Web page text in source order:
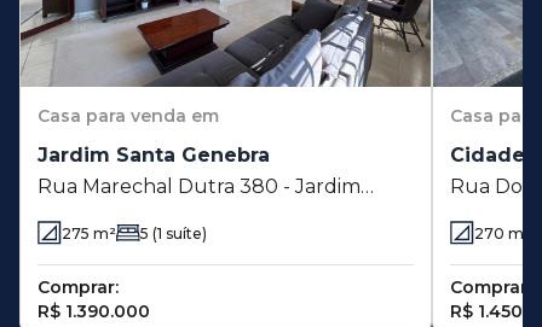
Casa para venda em
Jardim Santa Genebra
Rua Marechal Dutra 380 - Jardim
Santa Genebra - Campinas - SP
275 m² 5 (1 suíte)
Comprar:
R$ 1.390.000
Casa
Cidade
Rua
Almeida
270 m²
Comprar:
R$